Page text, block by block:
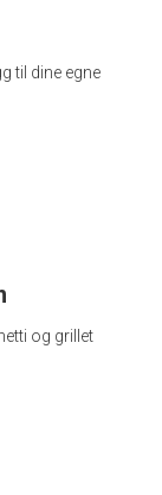
til dine egne
og grillet